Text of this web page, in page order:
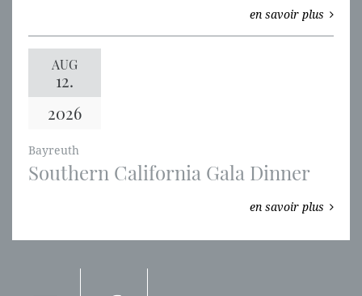
en savoir plus
AUG
12.
2026
Bayreuth
Southern California Gala Dinner
en savoir plus